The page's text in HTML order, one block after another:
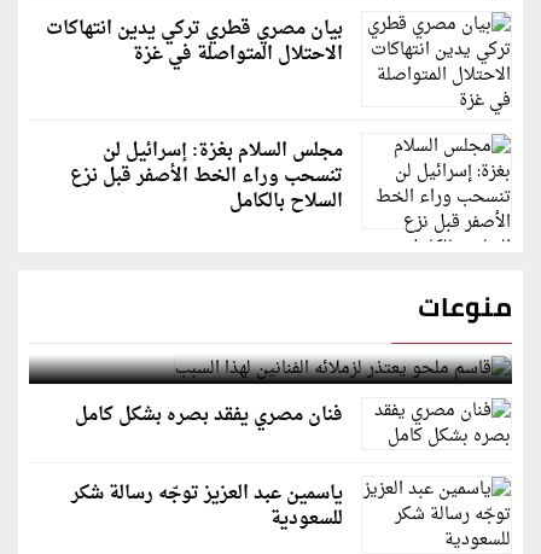
بيان مصري قطري تركي يدين انتهاكات
الاحتلال المتواصلة في غزة
مجلس السلام بغزة: إسرائيل لن
تنسحب وراء الخط الأصفر قبل نزع
السلاح بالكامل
منوعات
قاسم ملحو يعتذر لزملائه الفنانين لهذا السبب
فنان مصري يفقد بصره بشكل كامل
ياسمين عبد العزيز توجّه رسالة شكر
للسعودية